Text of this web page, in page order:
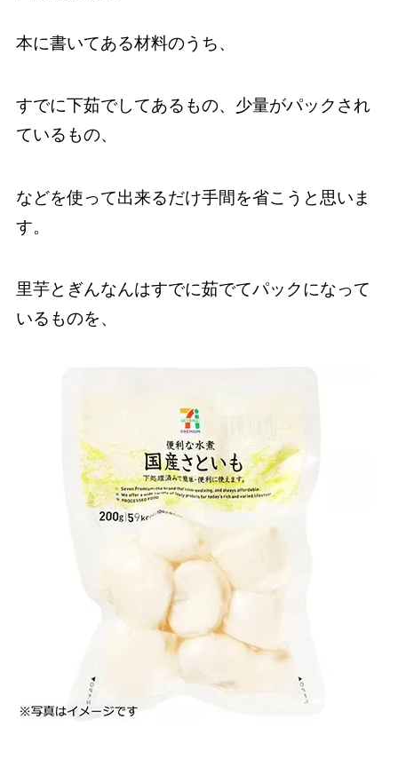
本に書いてある材料のうち、
すでに下茹でしてあるもの、少量がパックされ
ているもの、
などを使って出来るだけ手間を省こうと思いま
す。
里芋とぎんなんはすでに茹でてパックになって
いるものを、